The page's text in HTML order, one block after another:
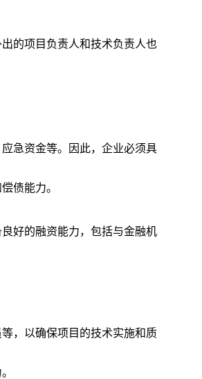
的项目负责人和技术负责人也
急资金等。因此，企业必须具
债能力。
好的融资能力，包括与金融机
，以确保项目的技术实施和质